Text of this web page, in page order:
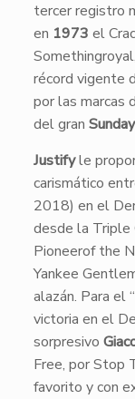
tercer registro
en 1973 el
récord vigente
por las marcas
del gran
Justifyle
carismático
2018) en el
desde la Triple
Pioneerof the
Yankee
alazán. Para el
victoria en el
sorpresivo
Free, por Stop
favorito y con